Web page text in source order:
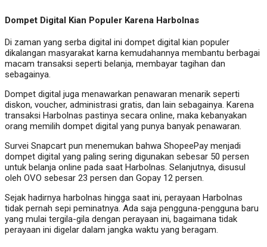
Dompet Digital Kian Populer Karena Harbolnas
Di zaman yang serba digital ini dompet digital kian populer
dikalangan masyarakat karna kemudahannya membantu berbagai
macam transaksi seperti belanja, membayar tagihan dan
sebagainya.
Dompet digital juga menawarkan penawaran menarik seperti
diskon, voucher, administrasi gratis, dan lain sebagainya. Karena
transaksi Harbolnas pastinya secara online, maka kebanyakan
orang memilih dompet digital yang punya banyak penawaran.
Survei Snapcart pun menemukan bahwa ShopeePay menjadi
dompet digital yang paling sering digunakan sebesar 50 persen
untuk belanja online pada saat Harbolnas. Selanjutnya, disusul
oleh OVO sebesar 23 persen dan Gopay 12 persen.
Sejak hadirnya harbolnas hingga saat ini, perayaan Harbolnas
tidak pernah sepi peminatnya. Ada saja pengguna-pengguna baru
yang mulai tergila-gila dengan perayaan ini, bagaimana tidak
perayaan ini digelar dalam jangka waktu yang beragam.